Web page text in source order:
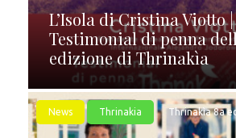
L’Isola di Cristina Viotto |
Testimonial di penna
edizione di Thrinakìa
News Thrinakia Thrinakìa 8a